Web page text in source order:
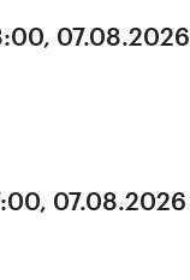
07.08.2026
07.08.2026